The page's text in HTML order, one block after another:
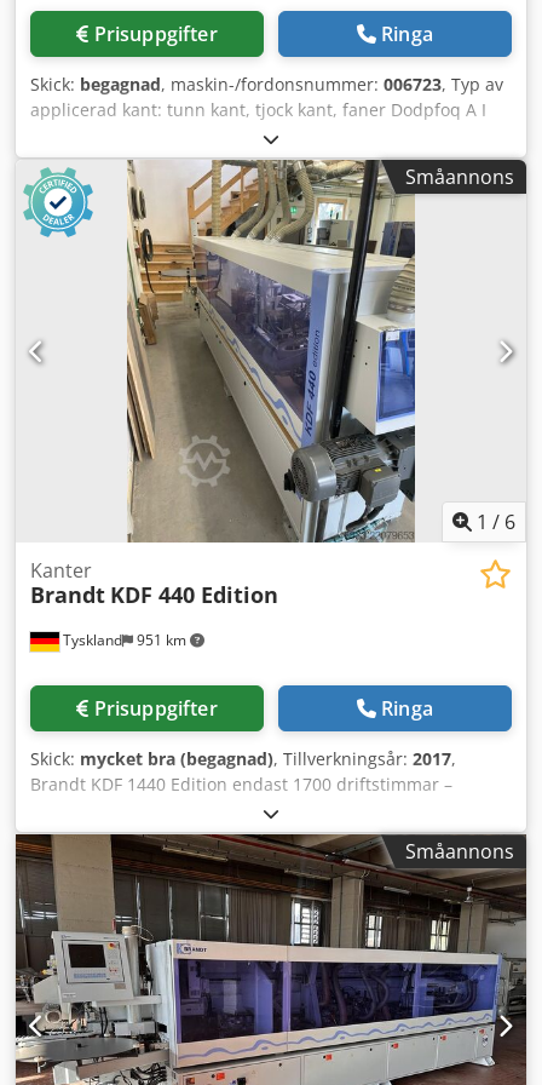
Elanslutning: 400 V, 3 fas, 50 Hz Tryckluftanslutning: 6 bar
Anslutningseffekt ca. 17 kW Maskinens längd: 6 860 mm
Prisuppgifter Ringa
Skick: begagnad, maskin-/fordonsnummer: 006723, Typ av
applicerad kant: tunn kant, tjock kant, faner Dodpfoq A I
Aaex Aldjkr Limsystem: EVA Fogfräsning: ja
Multifunktionsenhet: ja Max. matningshastighet: 11 m/min
Småannons
1 / 6
Tyskland 951 km
Kanter
Brandt KDF 440 Edition
Prisuppgifter Ringa
Skick: mycket bra (begagnad), Tillverkningsår: 2017,
Brandt KDF 1440 Edition endast 1700 driftstimmar –
mycket gott skick – kan även levereras med
förvärmestation XES 200 Autark (+ 4 500 €) ÖVERSIKT AV
AGGREGATUTRUSTNING: LIMMNINGFRÄSAGGREGAT 2 x 2,2
kW 200 Hz LIMAGGREGAT QA 65 N KAPAGGREGAT FAS/RÄT
2 x 0,18 kW PNEUMATISK INSTÄLLNING FÖR KAPNING
FAS/RÄT FLERSTEGSFRÄSAGGREGAT MS 40 MOTLÖPANDE
PNEUMATISK 2-PUNKTSINSTÄLLNING
PROFILFRÄSAGGREGAT 1 x 0,35 kW WD 60; även för
konstruktionsgolv PNEUM. 2-PUNKTSINSTÄLLNING
RADIE/FAS FLERSTEGS SKRAPAGGREGAT MZ 40 LIMFOGS-
SKRAPA POLERAGGREGAT Dkodezb Iggepfx Aldsr Övertryck:
Småannons